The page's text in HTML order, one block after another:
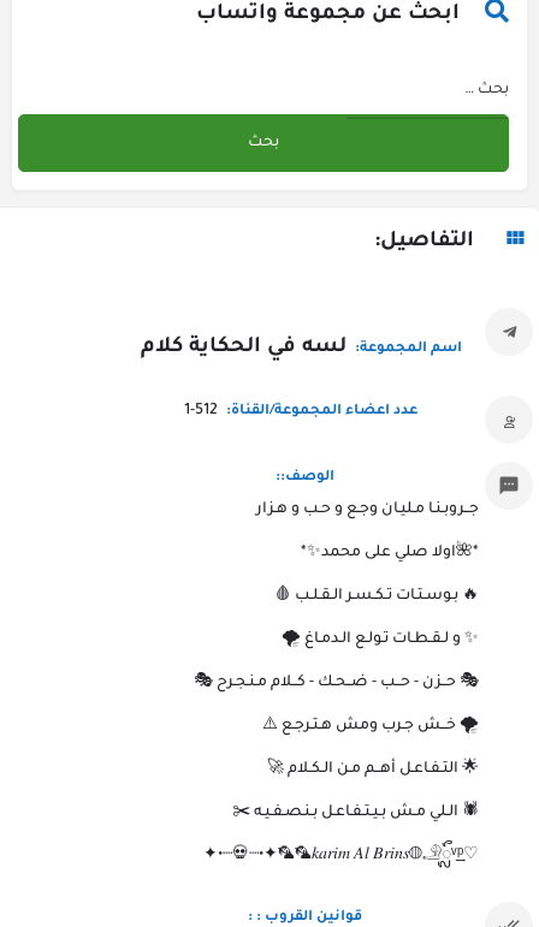
ابحث عن مجموعة واتساب
التفاصيل:
اسم المجموعة: لسه في الحكاية كلام
عدد اعضاء المجموعة/القناة: 1-512
الوصف::
جــروبـنـا مـليـان وجـع و حـب و هـزار
*🌺اولا صلي على محمد✨*
🔥 بـوسـتـات تـكـسـر الـقـلـب 🩸
✨ و لـقـطـات تـولـع الـدمـاغ 🌪️
🎭 حــزن - حــب - ضــحـك - كــلام مـنـجـرح 🎭
🌪️ خــش جـرب ومش هـتـرجـع ⚠️
🌟 التـفـاعـل أهــم مـن الـكـلام 🚀
🕷️ الـلي مـش بـيـتـفـاعـل بـنـصـفـيـه ✂️
♡𝑘𝑎𝑟𝑖𝑚 𝐴𝑙 𝐵𝑟𝑖𝑛𝑠◍𓄂ᬼᵛ͢ᵖ🦜ِ🦜ِ✦•┈💀┈•✦
قوانين القروب : :